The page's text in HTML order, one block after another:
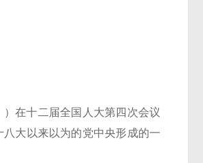
在十二届全国人大第四次会议
八大以来以为的党中央形成的一